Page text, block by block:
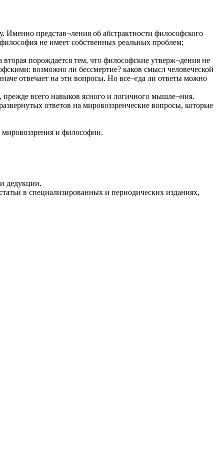
представ¬ления об абстрактности философского
не имеет собственных реальных проблем;
порождается тем, что философские утверж¬дения не
возможно ли бессмертие? каков смысл человеческой
отвечает на эти вопросы. Но все¬гда ли ответы можно
прежде всего навыков ясного и логичного мышле¬ния.
ответов на мировоззренческие вопросы, которые
мировоззрения и философии.
дедукции.
в специализированных и периодических изданиях,